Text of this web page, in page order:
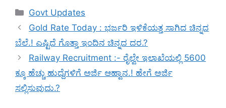
Categories
Govt Updates
Gold Rate Today : ಭರ್ಜರಿ ಇಳಿಕೆಯತ್ತ ಸಾಗಿದ ಚಿನ್ನದ
ಬೆಲೆ.! ಎಷ್ಟಿದೆ ಗೊತ್ತಾ ಇಂದಿನ ಚಿನ್ನದ ದರ.?
Railway Recruitment :- ರೈಲ್ವೇ ಇಲಾಖೆಯಲ್ಲಿ 5600
ಕ್ಕೂ ಹೆಚ್ಚು ಹುದ್ದೆಗಳಿಗೆ ಅರ್ಜಿ ಆಹ್ವಾನ.! ಹೇಗೆ ಅರ್ಜಿ
ಸಲ್ಲಿಸುವುದು.?